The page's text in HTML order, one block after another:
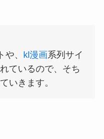
や、 kl漫画系列サイ
ているので、そち
いきます。